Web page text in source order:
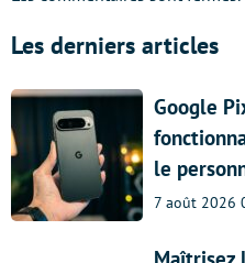
Les derniers articles
Google
le
7 août 2026